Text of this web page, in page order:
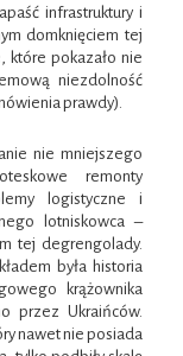
infrastruktury i
domknięciem tej
które pokazało nie
niezdolność
prawdy).
nie mniejszego
remonty
logistyczne i
lotniskowca –
tej degrengolady.
była historia
krążownika
przez Ukraińców.
nawet nie posiada